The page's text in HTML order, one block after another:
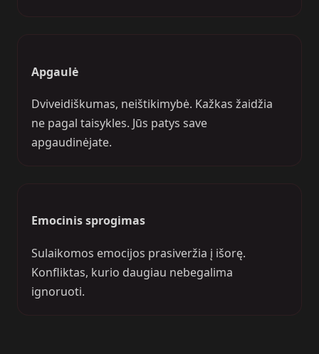
Apgaulė
Dviveidiškumas, neištikimybė. Kažkas žaidžia
ne pagal taisykles. Jūs patys save
apgaudinėjate.
Emocinis sprogimas
Sulaikomos emocijos prasiveržia į išorę.
Konfliktas, kurio daugiau nebegalima
ignoruoti.